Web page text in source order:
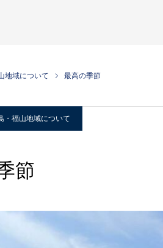
地域について 最高の季節
・福山地域について
節